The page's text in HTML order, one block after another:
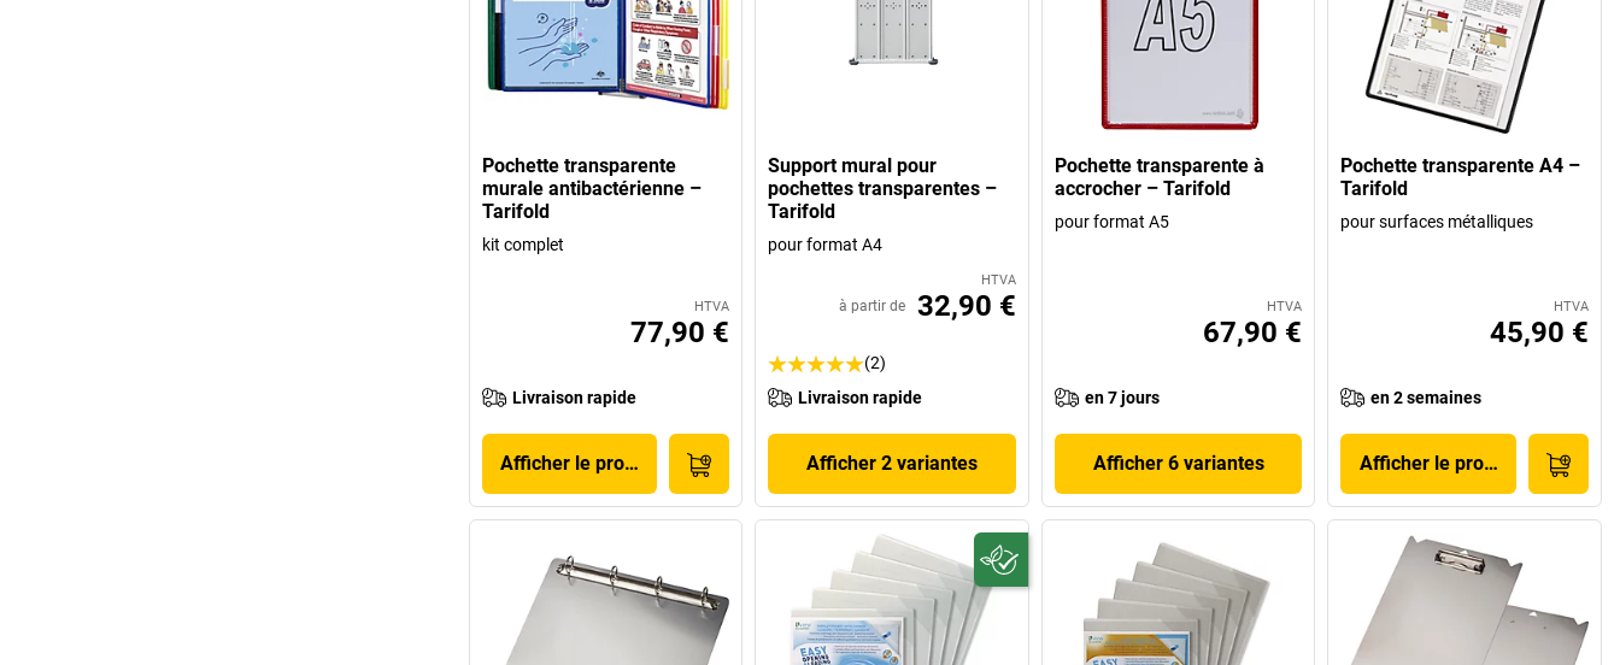
Pochette transparente
murale antibactérienne –
Tarifold
kit complet
HTVA
77,90 €
Livraison rapide
Afficher le produit
Support mural pour
pochettes transparentes –
Tarifold
pour format A4
HTVA
à partir de 32,90 €
(2)
Livraison rapide
Afficher 2 variantes
Pochette transparente à
accrocher – Tarifold
pour format A5
HTVA
67,90 €
en 7 jours
Afficher 6 variantes
Pochette transparente A4 –
Tarifold
pour surfaces métalliques
HTVA
45,90 €
en 2 semaines
Afficher le produit